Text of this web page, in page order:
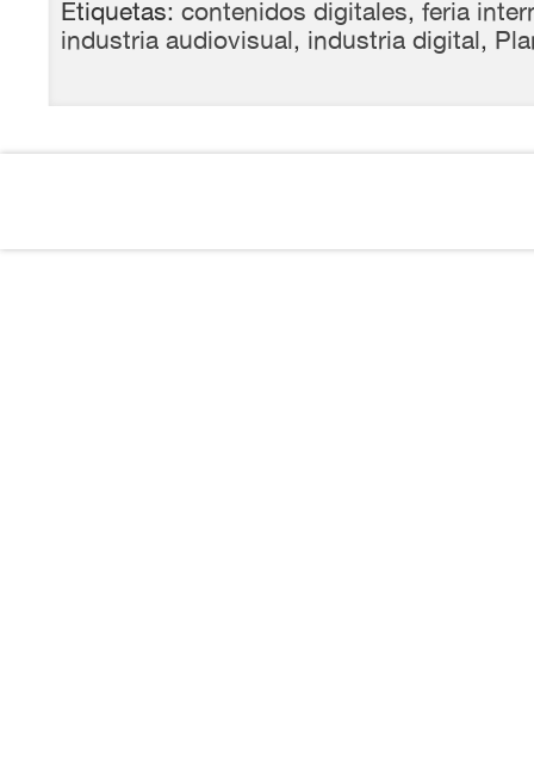
Etiquetas: contenidos digitales, feria
industria audiovisual, industria digital,